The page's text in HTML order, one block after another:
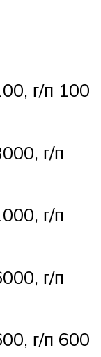
г/п 100
г/п
г/п
г/п
г/п 600